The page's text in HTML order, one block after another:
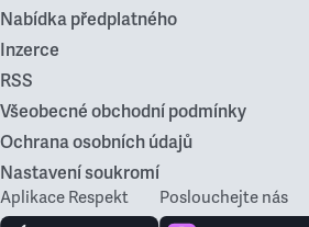
Nabídka předplatného
Inzerce
RSS
Všeobecné obchodní podmínky
Ochrana osobních údajů
Nastavení soukromí
Aplikace Respekt Poslouchejte nás